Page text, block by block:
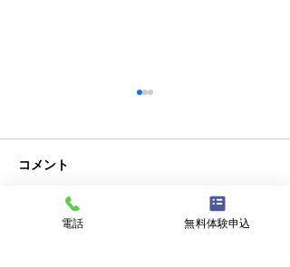
コメント
電話 無料体験申込